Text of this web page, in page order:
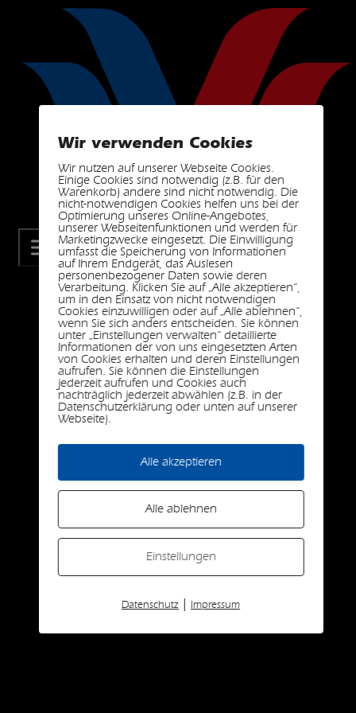
Kategorie:Uncategorized
Hello world!
September 28, 2023
Welcome to WordPress. This is your first post. Edit or
delete it, then start writing!
Wir verwenden Cookies
Wir nutzen auf unserer Webseite Cookies.
Einige Cookies sind notwendig (z.B. für den
Warenkorb) andere sind nicht notwendig. Die
nicht-notwendigen Cookies helfen uns bei der
Optimierung unseres Online-Angebotes,
unserer Webseitenfunktionen und werden für
Marketingzwecke eingesetzt. Die Einwilligung
umfasst die Speicherung von Informationen
auf Ihrem Endgerät, das Auslesen
personenbezogener Daten sowie deren
Verarbeitung. Klicken Sie auf „Alle akzeptieren“,
um in den Einsatz von nicht notwendigen
Cookies einzuwilligen oder auf „Alle ablehnen“,
wenn Sie sich anders entscheiden. Sie können
unter „Einstellungen verwalten“ detaillierte
Informationen der von uns eingesetzten Arten
von Cookies erhalten und deren Einstellungen
aufrufen. Sie können die Einstellungen
jederzeit aufrufen und Cookies auch
nachträglich jederzeit abwählen (z.B. in der
Datenschutzerklärung oder unten auf unserer
Webseite).
Alle akzeptieren
Alle ablehnen
Einstellungen
Datenschutz| Impressum